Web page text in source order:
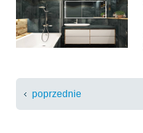
poprzednie